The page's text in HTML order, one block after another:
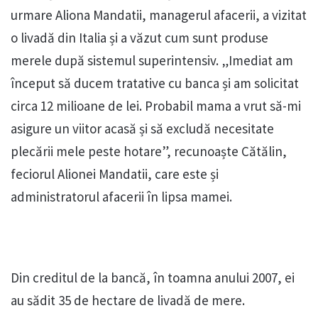
urmare Aliona Mandatii, managerul afacerii, a vizitat
o livadă din Italia și a văzut cum sunt produse
merele după sistemul superintensiv. „Imediat am
început să ducem tratative cu banca și am solicitat
circa 12 milioane de lei. Probabil mama a vrut să-mi
asigure un viitor acasă și să excludă necesitate
plecării mele peste hotare”, recunoaște Cătălin,
feciorul Alionei Mandatii, care este și
administratorul afacerii în lipsa mamei.
Din creditul de la bancă, în toamna anului 2007, ei
au sădit 35 de hectare de livadă de mere.